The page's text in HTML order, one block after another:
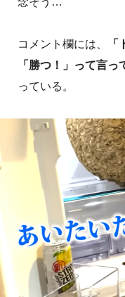
コメント欄には、
「勝つ！」って言っ
っている。